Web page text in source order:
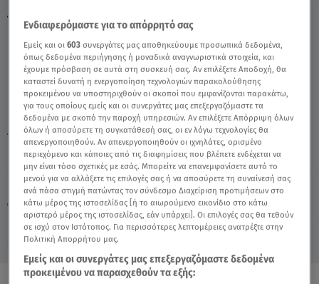
Παρασκευή 7 Αυγούστου 2026
28.12.23, 12:32 CELEBRITIES & GOSSIP ΝΕΑ
Της Showbiz - Video
TAGS: ΣΤΕΦΑΝΟΣ ΚΩΝΣΤΑΝΤΙΝΙΔΗΣ
Ενδιαφερόμαστε για το απόρρητό σας
Εμείς και οι603 συνεργάτες μας αποθηκεύουμε προσωπικά δεδομένα,
όπως δεδομένα περιήγησης ή μοναδικά αναγνωριστικά στοιχεία, και
έχουμε πρόσβαση σε αυτά στη συσκευή σας. Αν επιλέξετε Αποδοχή, θα
καταστεί δυνατή η ενεργοποίηση τεχνολογιών παρακολούθησης
προκειμένου να υποστηριχθούν οι σκοποί που εμφανίζονται παρακάτω,
για τους οποίους εμείς και οι συνεργάτες μας επεξεργαζόμαστε τα
δεδομένα με σκοπό την παροχή υπηρεσιών. Αν επιλέξετε Απόρριψη όλων
όλων ή αποσύρετε τη συγκατάθεσή σας, οι εν λόγω τεχνολογίες θα
απενεργοποιηθούν. Αν απενεργοποιηθούν οι ιχνηλάτες, ορισμένο
περιεχόμενο και κάποιες από τις διαφημίσεις που βλέπετε ενδέχεται να
μην είναι τόσο σχετικές με εσάς. Μπορείτε να επανεμφανίσετε αυτό το
μενού για να αλλάξετε τις επιλογές σας ή να αποσύρετε τη συναίνεσή σας
ανά πάσα στιγμή πατώντας τον σύνδεσμο Διαχείριση προτιμήσεων στο
κάτω μέρος της ιστοσελίδας [ή το αιωρούμενο εικονίδιο στο κάτω
αριστερό μέρος της ιστοσελίδας, εάν υπάρχει]. Οι επιλογές σας θα τεθούν
σε ισχύ στον Ιστότοπος. Για περισσότερες λεπτομέρειες ανατρέξτε στην
Πολιτική Απορρήτου μας.
Εμείς και οι συνεργάτες μας επεξεργαζόμαστε δεδομένα
προκειμένου να παρασχεθούν τα εξής: